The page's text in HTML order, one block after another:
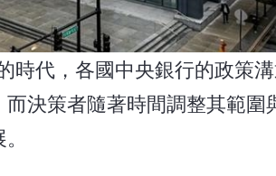
時代，各國中央銀行的政策
決策者隨著時間調整其範圍